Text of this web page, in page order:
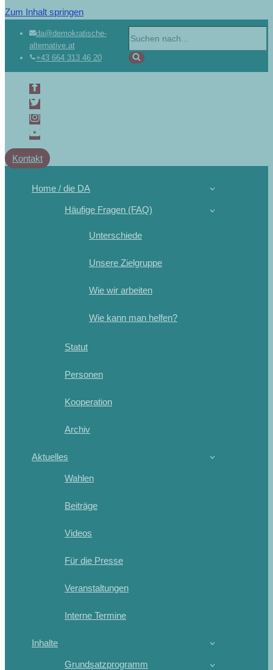
Zum Inhalt springen
da@demokratische-
alternative.at
+43 664 313 46 20
Kontakt
Home / die DA
Häufige Fragen (FAQ)
Unterschiede
Unsere Zielgruppe
Wie wir arbeiten
Wie kann man helfen?
Statut
Personen
Kooperation
Archiv
Aktuelles
Wahlen
Beiträge
Videos
Für die Presse
Veranstaltungen
Interne Termine
Inhalte
Grundsatzprogramm